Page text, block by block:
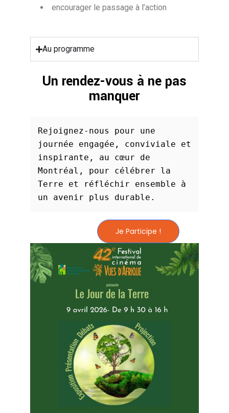
encourager le passage à l’action
Au programme
Un rendez-vous à ne pas
manquer
Rejoignez-nous pour une
journée engagée, conviviale et
inspirante, au cœur de
Montréal, pour célébrer la
Terre et réfléchir ensemble à
un avenir plus durable.
Je Participe !